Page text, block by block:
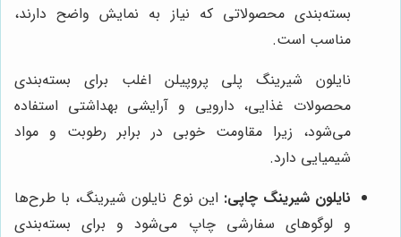
بسته‌بندی محصولاتی که نیاز به نمایش واضح دارند،
مناسب است.
نایلون شیرینگ پلی پروپیلن اغلب برای بسته‌بندی
محصولات غذایی، دارویی و آرایشی بهداشتی استفاده
می‌شود، زیرا مقاومت خوبی در برابر رطوبت و مواد
شیمیایی دارد.
نایلون شیرینگ چاپی: این نوع نایلون شیرینگ، با طرح‌ها
و لوگوهای سفارشی چاپ می‌شود و برای بسته‌بندی